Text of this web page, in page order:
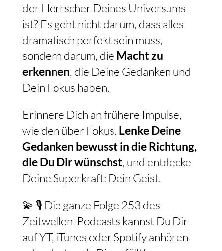
der Herrscher Deines Universums
ist? Es geht nicht darum, dass alles
dramatisch perfekt sein muss,
sondern darum, die Macht zu
erkennen, die Deine Gedanken und
Dein Fokus haben.
Erinnere Dich an frühere Impulse,
wie den über Fokus. Lenke Deine
Gedanken bewusst in die Richtung,
die Du Dir wünschst, und entdecke
Deine Superkraft: Dein Geist.
💫 🎙️ Die ganze Folge 253 des
Zeitwellen-Podcasts kannst Du Dir
auf YT, iTunes oder Spotify anhören